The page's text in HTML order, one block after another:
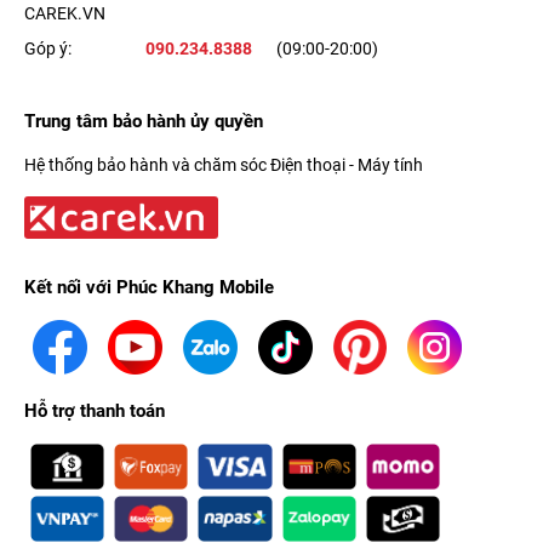
CAREK.VN
Góp ý: 090.234.8388 (09:00-20:00)
Trung tâm bảo hành ủy quyền
Hệ thống bảo hành và chăm sóc Điện thoại - Máy tính
Kết nối với Phúc Khang Mobile
Hỗ trợ thanh toán